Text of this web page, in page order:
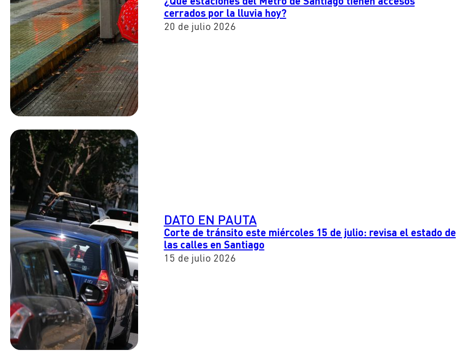
cerrados por la lluvia hoy?
20 de julio 2026
DATO EN PAUTA
Corte de tránsito este miércoles 15 de julio: revisa el estado de
las calles en Santiago
15 de julio 2026